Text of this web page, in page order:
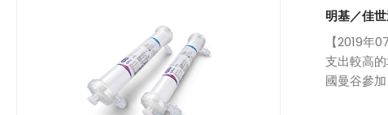
明基／佳
【2019年
支出較高
國曼谷參